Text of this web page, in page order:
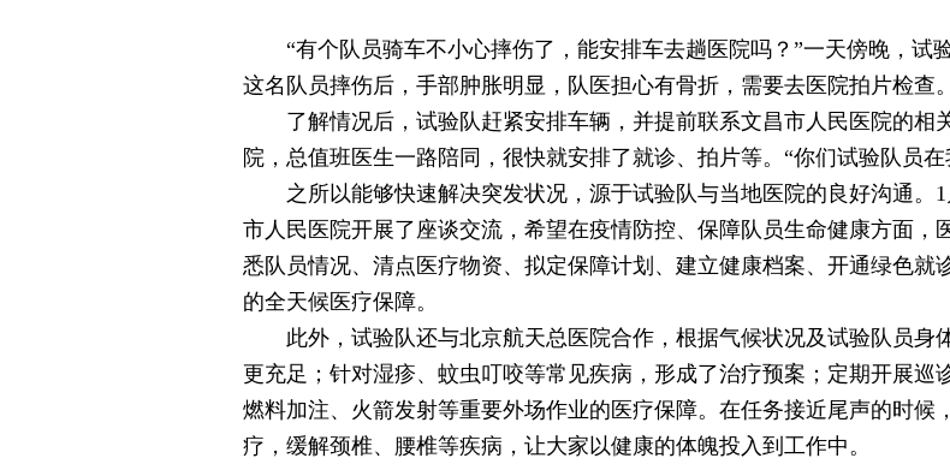
“有个队员骑车不小心摔伤了，能安排车去趟医院吗？”一天傍晚，试
这名队员摔伤后，手部肿胀明显，队医担心有骨折，需要去医院拍片检查。
了解情况后，试验队赶紧安排车辆，并提前联系文昌市人民医院的相
院，总值班医生一路陪同，很快就安排了就诊、拍片等。“你们试验队员
之所以能够快速解决突发状况，源于试验队与当地医院的良好沟通。1
市人民医院开展了座谈交流，希望在疫情防控、保障队员生命健康方面，
悉队员情况、清点医疗物资、拟定保障计划、建立健康档案、开通绿色就
的全天候医疗保障。
此外，试验队还与北京航天总医院合作，根据气候状况及试验队员身
更充足；针对湿疹、蚊虫叮咬等常见疾病，形成了治疗预案；定期开展巡
燃料加注、火箭发射等重要外场作业的医疗保障。在任务接近尾声的时候
疗，缓解颈椎、腰椎等疾病，让大家以健康的体魄投入到工作中。